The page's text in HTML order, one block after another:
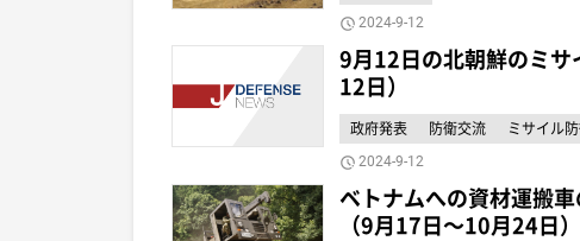
2024-9-12
9月12日の北朝鮮のミサ
12日）
政府発表 防衛交流 ミサイル
2024-9-12
ベトナムへの資材運搬
（9月17日～10月24日）